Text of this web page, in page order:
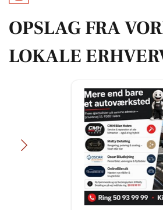
OPSLAG FRA
LOKALE